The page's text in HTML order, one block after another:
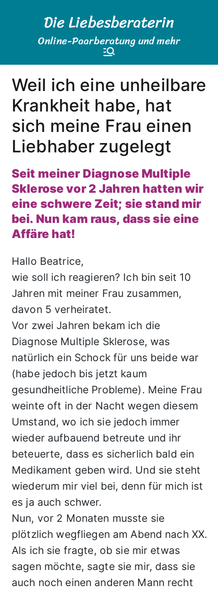
Die Liebesberaterin
Online-Paarberatung und mehr
Weil ich eine unheilbare
Krankheit habe, hat
sich meine Frau einen
Liebhaber zugelegt
Seit meiner Diagnose Multiple
Sklerose vor 2 Jahren hatten wir
eine schwere Zeit; sie stand mir
bei. Nun kam raus, dass sie eine
Affäre hat!
Hallo Beatrice,
wie soll ich reagieren? Ich bin seit 10
Jahren mit meiner Frau zusammen,
davon 5 verheiratet.
Vor zwei Jahren bekam ich die
Diagnose Multiple Sklerose, was
natürlich ein Schock für uns beide war
(habe jedoch bis jetzt kaum
gesundheitliche Probleme). Meine Frau
weinte oft in der Nacht wegen diesem
Umstand, wo ich sie jedoch immer
wieder aufbauend betreute und ihr
beteuerte, dass es sicherlich bald ein
Medikament geben wird. Und sie steht
wiederum mir viel bei, denn für mich ist
es ja auch schwer.
Nun, vor 2 Monaten musste sie
plötzlich wegfliegen am Abend nach XX.
Als ich sie fragte, ob sie mir etwas
sagen möchte, sagte sie mir, dass sie
auch noch einen anderen Mann recht